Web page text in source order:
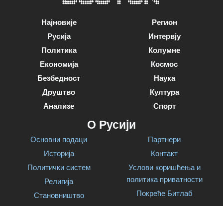
Најновије
Русија
Политика
Економија
Безбедност
Друштво
Анализе
Регион
Интервју
Колумне
Космос
Наука
Култура
Спорт
О Русији
Основни подаци
Историја
Политички систем
Религија
Становништво
Партнери
Контакт
Услови коришћења и
политика приватности
Покреће Битлаб